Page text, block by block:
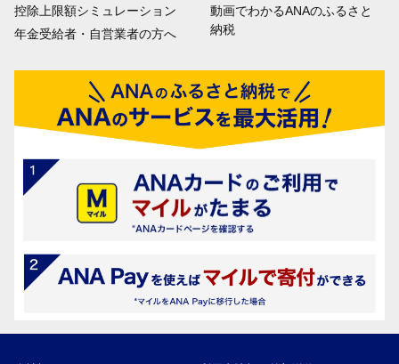
控除上限額シミュレーション
年金受給者・自営業者の方へ
動画でわかるANAのふるさと
納税